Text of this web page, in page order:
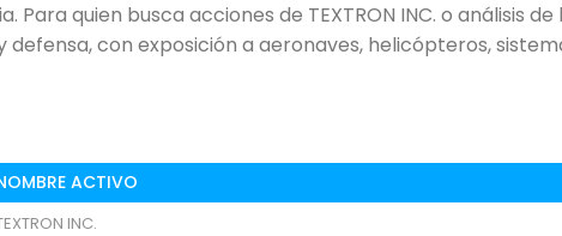
Para quien busca acciones de TEXTRON INC. o análisis
defensa, con exposición a aeronaves, helicópteros,
ACTIVO
INC.